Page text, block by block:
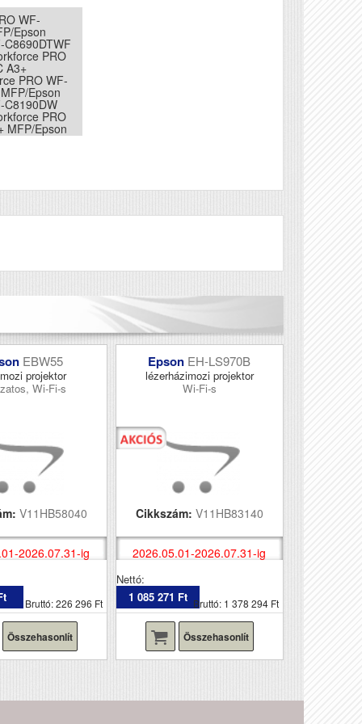
WF-
Epson
PRO
A3+
PRO WF-
Epson
C8190DW
PRO
MFP/Epson
EBW55
projektor
Wi-Fi-s
V11HB58040
2026.07.31-ig
Bruttó: 226 296 Ft
Összehasonlít
Epson EH-LS970B
lézerházimozi projektor
Wi-Fi-s
Cikkszám: V11HB83140
2026.05.01-2026.07.31-ig
Nettó:
1 085 271 Ft Bruttó: 1 378 294 Ft
Összehasonlít